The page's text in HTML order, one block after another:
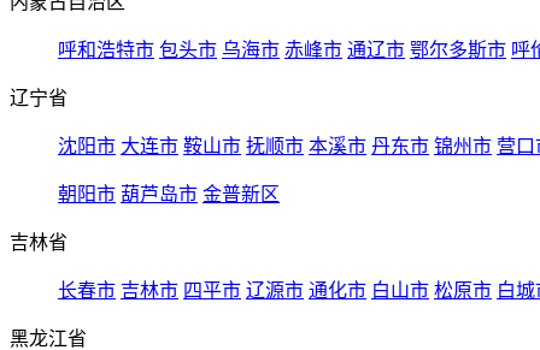
呼和浩特市 包头市 乌海市 赤峰市 通辽市 鄂尔多斯市 呼
辽宁省
沈阳市 大连市 鞍山市 抚顺市 本溪市 丹东市 锦州市 营口
朝阳市 葫芦岛市 金普新区
吉林省
长春市 吉林市 四平市 辽源市 通化市 白山市 松原市 白城
黑龙江省